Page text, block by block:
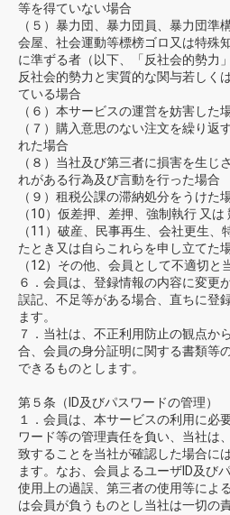
等を得ていない場合
（５）暴力団、暴力団員、暴力団準
会屋、社会運動等標榜ゴロ又は特殊
に準ずる者（以下、「反社会的勢力
反社会的勢力と実質的な関与若しく
ている場合
（６）本サービスの運営を妨害した
（７）購入意思のない注文を繰り返
れた場合
（８）当社及び第三者に損害を生じ
れがある行為及び言動を行った場合
（９）租税公課の滞納処分をうけた
（10）仮差押、差押、強制執行 又
（11）破産、民事再生、会社更生
たとき又は自らこれらを申し立てた
（12）その他、会員として不適切と
６．会員は、登録情報の内容に変更
誤記、不足等がある場合、直ちに登
ます。
７．当社は、不正利用防止の観点か
合、会員の身分証明に関する書類等
できるものとします。
第５条（ID及びパスワードの管理）
１．会員は、本サービスの利用に必
ワード等の管理責任を負い、当社は
致することを当社が確認した場合に
ます。なお、会員よるユーザID及び
使用上の過誤、第三者の使用等によ
は会員が負うものとし当社は一切の